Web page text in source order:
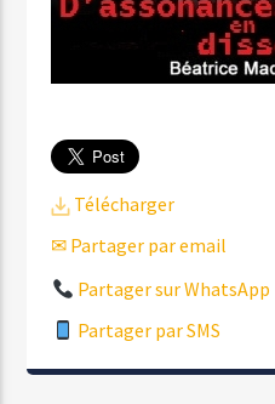
Télécharger
✉ Partager par email
Partager sur WhatsApp
Partager par SMS